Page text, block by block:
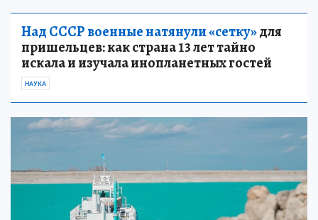
Над СССР военные натянули «сетку»для
пришельцев: как страна 13 лет тайно
искала и изучала инопланетных гостей
НАУКА